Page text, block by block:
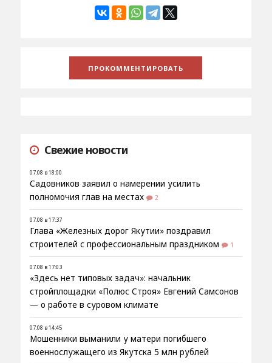
Свежие новости
07.08 в 18:00
Садовников заявил о намерении усилить
полномочия глав на местах
2
07.08 в 17:37
Глава «Железных дорог Якутии» поздравил
строителей с профессиональным праздником
1
07.08 в 17:03
«Здесь нет типовых задач»: начальник
стройплощадки «Полюс Строя» Евгений Самсонов
— о работе в суровом климате
07.08 в 14:45
Мошенники выманили у матери погибшего
военнослужащего из Якутска 5 млн рублей